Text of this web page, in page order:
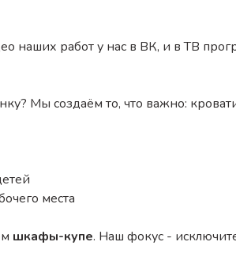
работ у нас в ВК, и в ТВ
Мы создаём то, что важно:
места
шкафы-купе. Наш фокус -